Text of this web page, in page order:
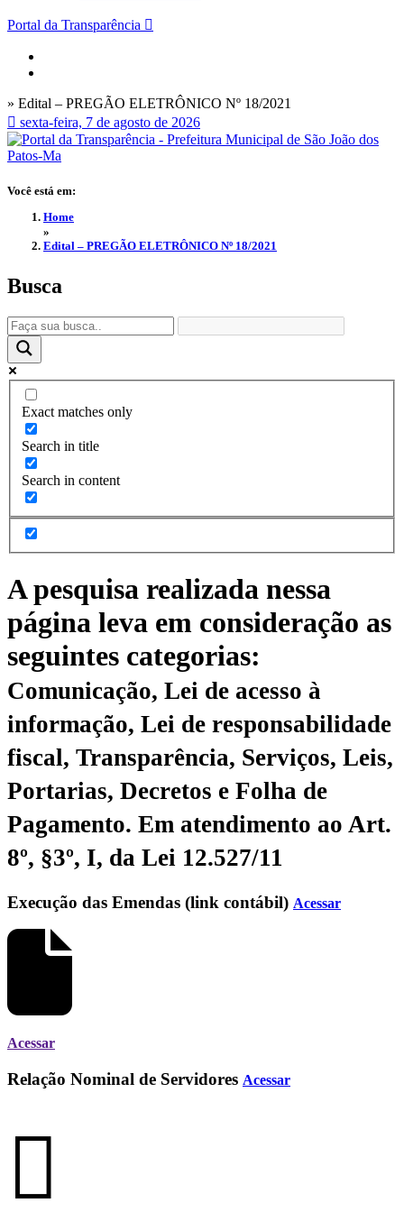
Portal da Transparência
» Edital – PREGÃO ELETRÔNICO Nº 18/2021
sexta-feira, 7 de agosto de 2026
Você está em:
Home
»
Edital – PREGÃO ELETRÔNICO Nº 18/2021
Busca
Exact matches only
Search in title
Search in content
A pesquisa realizada nessa
página leva em consideração as
seguintes categorias:
Comunicação, Lei de acesso à
informação, Lei de responsabilidade
fiscal, Transparência, Serviços, Leis,
Portarias, Decretos e Folha de
Pagamento. Em atendimento ao Art.
8º, §3º, I, da Lei 12.527/11
Execução das Emendas (link contábil) Acessar
Acessar
Relação Nominal de Servidores Acessar